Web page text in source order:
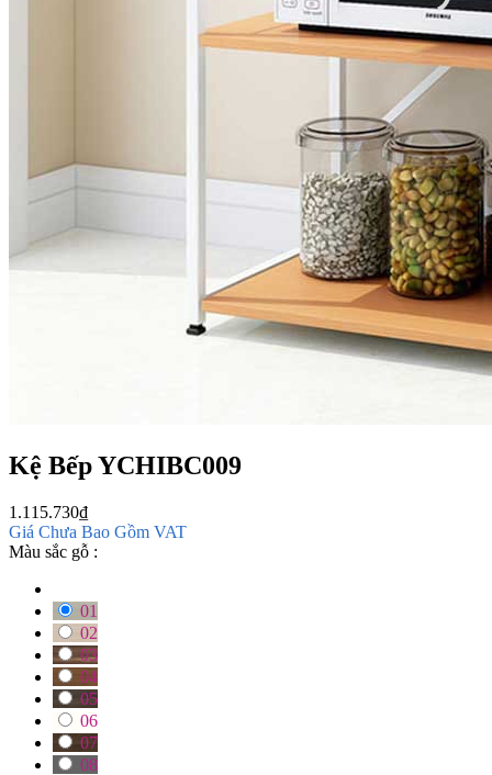
Kệ Bếp YCHIBC009
1.115.730₫
Giá Chưa Bao Gồm VAT
Màu sắc gỗ :
01
02
03
04
05
06
07
08